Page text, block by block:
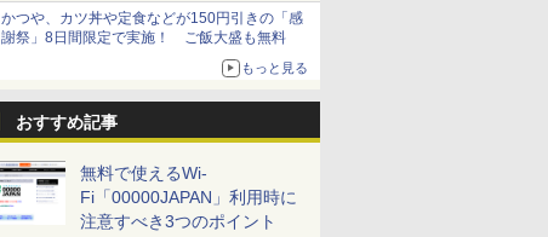
かつや、カツ丼や定食などが150円引きの「感
謝祭」8日間限定で実施！ ご飯大盛も無料
もっと見る
おすすめ記事
無料で使えるWi-
Fi「00000JAPAN」利用時に
注意すべき3つのポイント